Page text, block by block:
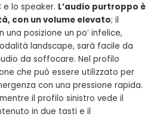
e lo speaker. L’audio purtroppo è
con un volume elevato; il
posizione un po’ infelice,
landscape, sarà facile da
da soffocare. Nel profilo
che può essere utilizzato per
con una pressione rapida.
il profilo sinistro vede il
in due tasti e il